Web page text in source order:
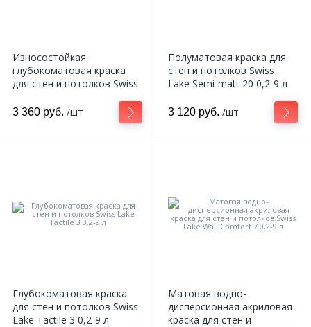
Износостойкая
глубокоматовая краска
для стен и потолков Swiss
Plus 0,2-9 л
3 360 руб. /шт
Полуматовая краска для
стен и потолков Swiss
Lake Semi-matt 20 0,2-9 л
3 120 руб. /шт
Глубокоматовая краска
для стен и потолков Swiss
Lake Tactile 3 0,2-9 л
Матовая водно-
дисперсионная акриловая
краска для стен и